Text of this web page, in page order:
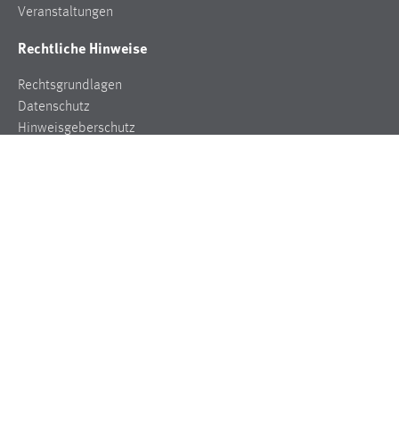
Veranstaltungen
Rechtliche Hinweise
Rechtsgrundlagen
Datenschutz
Hinweisgeberschutz